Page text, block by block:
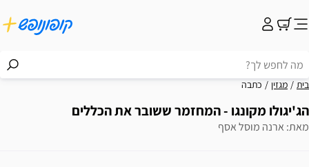
בית מגזין כתבה
הג'יגולו מקונגו - המחזמר ששובר את הכללים
מאת: ארנה מוסל אסף